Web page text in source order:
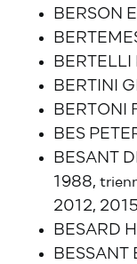
BERSON
BERTELLI
BERTINI
BERTONI
BES
BESANT
1988,
2012,
BESARD
BESSANT